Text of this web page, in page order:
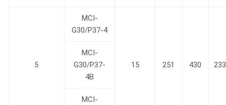
5
MCI-
G30/P37-4
15 251 430 233
MCI-
G30/P37-
4B
MCI-